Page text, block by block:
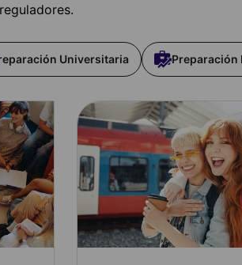
Universitaria Preparación